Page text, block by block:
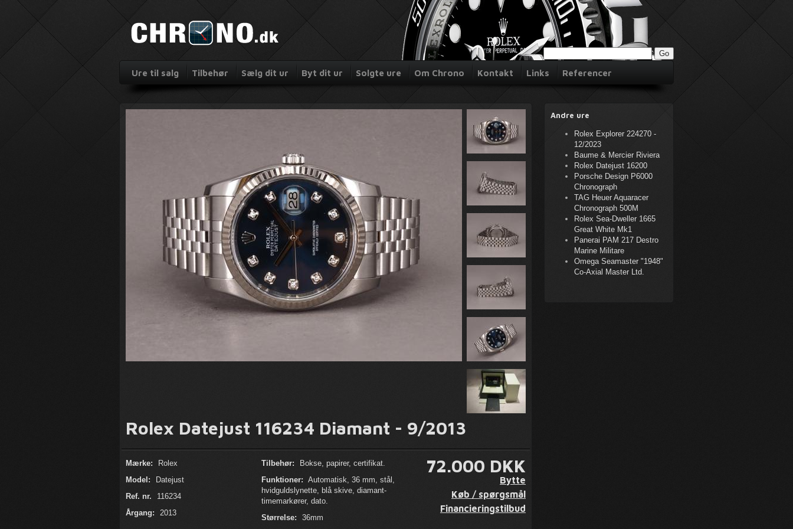
Ure til salg Tilbehør Sælg dit ur Byt dit ur Solgte ure Om Chrono Kontakt Links Referencer
Rolex Datejust 116234 Diamant - 9/2013
Mærke:
Rolex
Model:
Datejust
Ref. nr.
116234
Årgang:
2013
Tilbehør:
Bokse, papirer, certifikat.
Funktioner: Automatisk, 36 mm, stål,
hvidguldslynette, blå skive, diamant-
timemarkører, dato.
Størrelse:
36mm
72.000 DKK
Bytte
Køb / spørgsmål
Financieringstilbud
Andre ure
Rolex Explorer 224270 -
12/2023
Baume & Mercier Riviera
Rolex Datejust 16200
Porsche Design P6000
Chronograph
TAG Heuer Aquaracer
Chronograph 500M
Rolex Sea-Dweller 1665
Great White Mk1
Panerai PAM 217 Destro
Marine Militare
Omega Seamaster "1948"
Co-Axial Master Ltd.